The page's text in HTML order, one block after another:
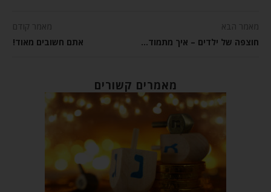
מאמר הבא
חוצפה של ילדים – איך מתמודדים?
מאמר קודם
אתם חשובים מאוד!
מאמרים קשורים